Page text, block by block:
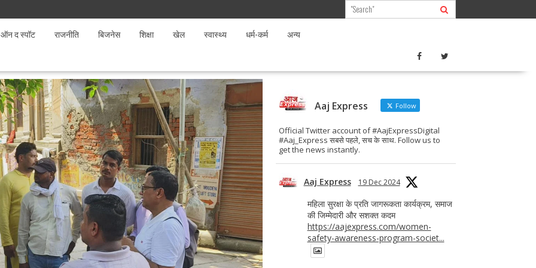
ऑन द स्पॉट राजनीति बिजनेस शिक्षा खेल स्वास्थ्य धर्म-कर्म अन्य
Aaj Express Follow
Official Twitter account of #AajExpressDigital
#Aaj_Express सबसे पहले, सच के साथ. Follow us to
get the news instantly.
Aaj Express 19 Dec 2024
महिला सुरक्षा के प्रति जागरूकता कार्यक्रम, समाज
की जिम्मेदारी और सशक्त कदम
https://aajexpress.com/women-
safety-awareness-program-societ...